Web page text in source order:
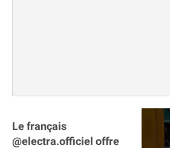
Le français
@electra.officiel offre